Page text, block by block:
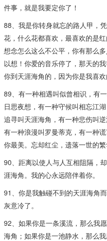
件事，就是我要定你了！
88、我是你转身就忘的路人甲，
花，什么花都喜欢，最喜欢的是
想念怎么这么不公平，你有那么
以想！你爱的音乐停了，那天的
你到天涯海角的，因为你是我喜欢
89、有一种相遇叫似曾相识，有
日思夜想，有一种守候叫相忘江
追寻叫天涯海角，有一种悲伤叫
有一种浪漫叫罗曼蒂克，有一种
你最美。忘却红尘，遗落一世的繁
90、距离以使人与人互相阻隔，
涯海角。我的心永远陪伴着你。
91、你是我触碰不到的天涯海角
灰意冷了。
92、如果你是一条溪流，那么我
海角；如果你是一池静水，那么